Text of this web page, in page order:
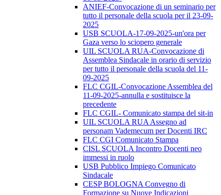
ANIEF-Convocazione di un seminario per
tutto il personale della scuola per il 23-09-
2025
USB SCUOLA-17-09-2025-un'ora per
Gaza verso lo sciopero generale
UIL SCUOLA RUA-Convocazione di
Assemblea Sindacale in orario di servizio
per tutto il personale della scuola del 11-
09-2025
FLC CGIL-Convocazione Assemblea del
11-09-2025-annulla e sostituisce la
precedente
FLC CGIL- Comunicato stampa del sit-in
UIL SCUOLA RUA Assegno ad
personam Vademecum per Docenti IRC
FLC CGI Comunicato Stampa
CISL SCUOLA Incontro Docenti neo
immessi in ruolo
USB Pubblico Impiego Comunicato
Sindacale
CESP BOLOGNA Convegno di
Formazione su Nuove Indicazioni